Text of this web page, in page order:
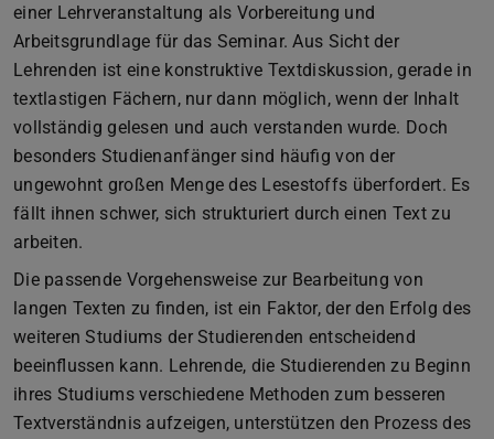
einer Lehrveranstaltung als Vorbereitung und
Arbeitsgrundlage für das Seminar. Aus Sicht der
Lehrenden ist eine konstruktive Textdiskussion, gerade in
textlastigen Fächern, nur dann möglich, wenn der Inhalt
vollständig gelesen und auch verstanden wurde. Doch
besonders Studienanfänger sind häufig von der
ungewohnt großen Menge des Lesestoffs überfordert. Es
fällt ihnen schwer, sich strukturiert durch einen Text zu
arbeiten.
Die passende Vorgehensweise zur Bearbeitung von
langen Texten zu finden, ist ein Faktor, der den Erfolg des
weiteren Studiums der Studierenden entscheidend
beeinflussen kann. Lehrende, die Studierenden zu Beginn
ihres Studiums verschiedene Methoden zum besseren
Textverständnis aufzeigen, unterstützen den Prozess des